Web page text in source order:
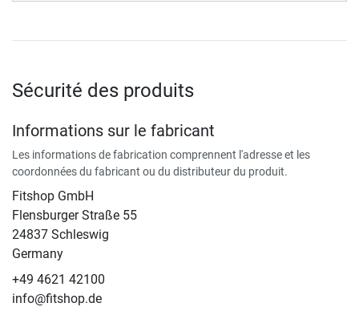
Sécurité des produits
Informations sur le fabricant
Les informations de fabrication comprennent l'adresse et les
coordonnées du fabricant ou du distributeur du produit.
Fitshop GmbH
Flensburger Straße 55
24837 Schleswig
Germany
+49 4621 42100
info@fitshop.de